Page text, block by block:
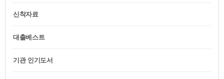
신착자료
대출베스트
기관 인기도서